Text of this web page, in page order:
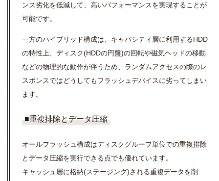
ンス劣化を低減して、高いパフォーマンスを実現することが
可能です。
一方のハイブリッド構成は、キャパシティ層に利用するHDD
の特性上、ディスク(HDDの円盤)の回転や磁気ヘッドの移動
などの物理的な動作が伴うため、ランダムアクセスの際のレ
スポンスではどうしてもフラッシュデバイスに劣ってしまい
ます。
■重複排除とデータ圧縮
オールフラッシュ構成はディスクグループ単位での重複排除
とデータ圧縮を実行できる点でも優れています。
キャッシュ層に格納(ステージング)される重複データを削